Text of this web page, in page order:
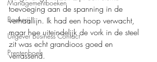
Managementboeken
Boekerij
Uitgever Business Contact
Prentenboek
toevoeging aan de spanning in de
verhaallijn. Ik had een hoop verwacht,
maar hoe uiteindelijk de vork in de steel
zit was echt grandioos goed en
verrassend.